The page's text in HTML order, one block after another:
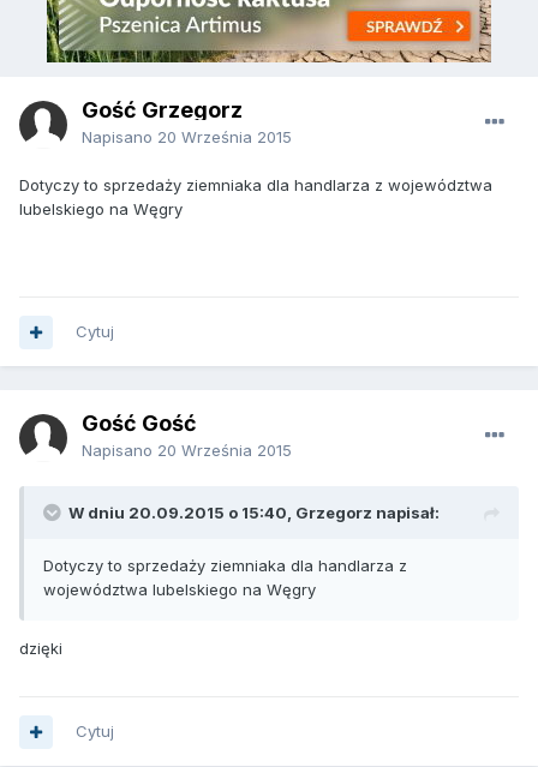
Gość Grzegorz
Napisano 20 Września 2015
Dotyczy to sprzedaży ziemniaka dla handlarza z województwa
lubelskiego na Węgry
Cytuj
Gość Gość
Napisano 20 Września 2015
W dniu 20.09.2015 o 15:40, Grzegorz napisał:
Dotyczy to sprzedaży ziemniaka dla handlarza z
województwa lubelskiego na Węgry
dzięki
Cytuj